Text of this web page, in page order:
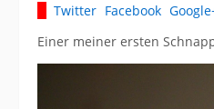
Twitter Facebook
Einer meiner ersten